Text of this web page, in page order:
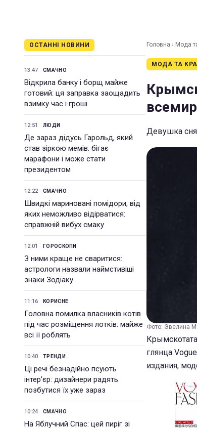
ОСТАННІ НОВИНИ
13:47 СМАЧНО
Відкрила банку і борщ майже
готовий: ця заправка заощадить
взимку час і гроші
12:51 ЛЮДИ
Де зараз дідусь Гарольд, який
став зіркою мемів: бігає
марафони і може стати
президентом
12:22 СМАЧНО
Швидкі мариновані помідори, від
яких неможливо відірватися:
справжній вибух смаку
12:01 ГОРОСКОПИ
З ними краще не сваритися:
астрологи назвали наймстивіші
знаки Зодіаку
11:16 КОРИСНЕ
Головна помилка власників котів
під час розміщення лотків: майже
всі її роблять
10:40 ТРЕНДИ
Ці речі безнадійно псують
інтер'єр: дизайнери радять
позбутися їх уже зараз
10:24 СМАЧНО
На Яблучний Спас: цей пиріг зі
Головна › Мода
МОДА ТА
Девушка
Фото: Эвелина
глянца
издания,